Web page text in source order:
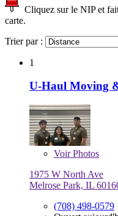
Cliquez sur le NIP et
carte.
Trier par :
1
U-Haul Moving
VoirPhotos
1975 W North Ave
Melrose Park, IL
(708) 498-0579